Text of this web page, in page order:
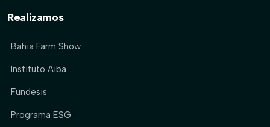
Realizamos
Bahia Farm Show
Instituto Aiba
Fundesis
Programa ESG